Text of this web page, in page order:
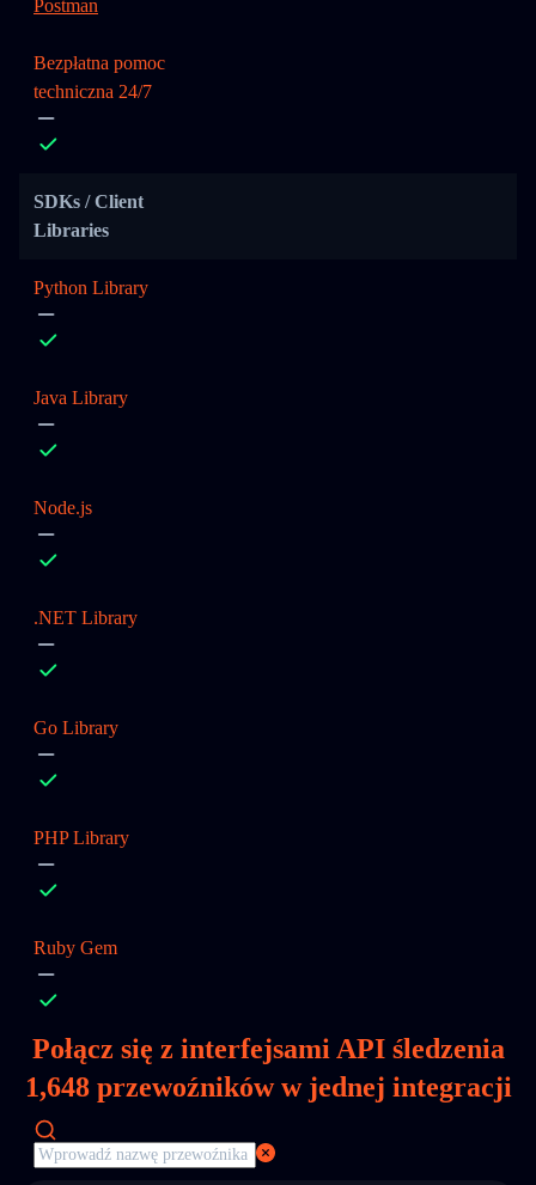
Postman
Bezpłatna pomoc
techniczna 24/7
SDKs / Client
Libraries
Python Library
Java Library
Node.js
.NET Library
Go Library
PHP Library
Ruby Gem
Połącz się z interfejsami API śledzenia
1,648przewoźników w jednej integracji